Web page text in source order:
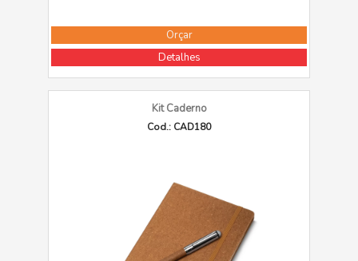
Orçar
Detalhes
Kit Caderno
Cod.: CAD180